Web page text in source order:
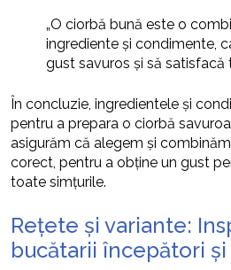
„O ciorbă bună este o
ingrediente și condimente,
gust savuros și să satisfacă
În concluzie, ingredientele și
pentru a prepara o ciorbă
asigurăm că alegem și
corect, pentru a obține un gust
toate simțurile.
Rețete și variante:
bucătarii începători